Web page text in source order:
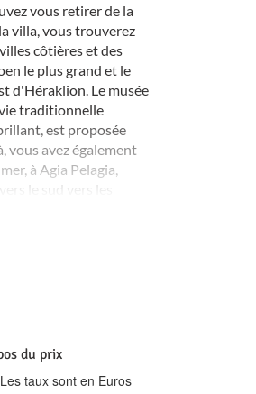
vous retirer de la
villa, vous trouverez
côtières et des
le plus grand et le
d'Héraklion. Le musée
traditionnelle
est proposée
vous avez également
à Agia Pelagia,
le sud vers les
du prix
Les taux sont en Euros